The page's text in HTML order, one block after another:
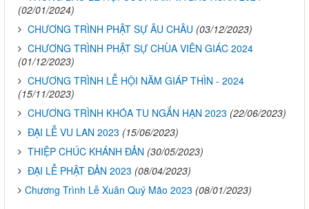
(02/01/2024)
CHƯƠNG TRÌNH PHẬT SỰ ÂU CHÂU (03/12/2023)
CHƯƠNG TRÌNH PHẬT SỰ CHÙA VIÊN GIÁC 2024
(01/12/2023)
CHƯƠNG TRÌNH LỄ HỘI NĂM GIÁP THÌN - 2024
(15/11/2023)
CHƯƠNG TRÌNH KHÓA TU NGẮN HẠN 2023 (22/06/2023)
ĐẠI LỄ VU LAN 2023 (15/06/2023)
THIỆP CHÚC KHÁNH ĐẢN (30/05/2023)
ĐẠI LỄ PHẬT ĐẢN 2023 (08/04/2023)
​​​​​​​Chương Trình Lễ Xuân Quý Mão 2023 (08/01/2023)